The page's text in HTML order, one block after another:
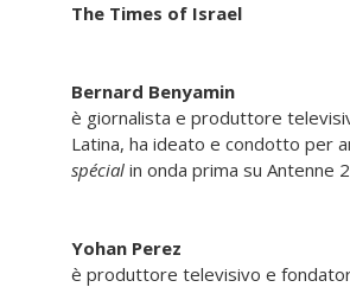
The Times of Israel
Bernard Benyamin
è giornalista e produttore
Latina, ha ideato e condotto per
spécial in onda prima su Antenne
Yohan Perez
è produttore televisivo e